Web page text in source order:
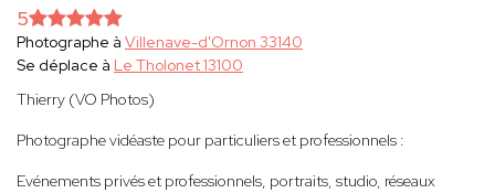
5
Photographe à Villenave-d'Ornon 33140
Se déplace à Le Tholonet 13100
Thierry (VO Photos)
Photographe vidéaste pour particuliers et professionnels :
Evénements privés et professionnels, portraits, studio, réseaux